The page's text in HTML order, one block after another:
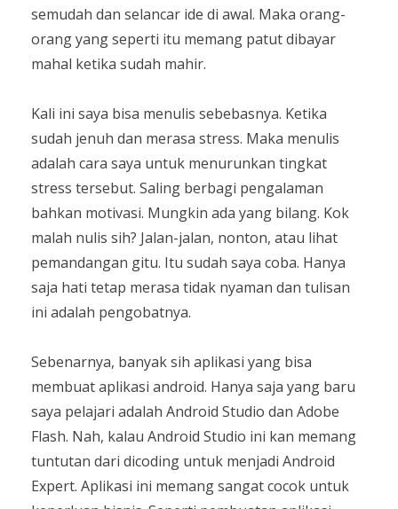
semudah dan selancar ide di awal. Maka orang-
orang yang seperti itu memang patut dibayar
mahal ketika sudah mahir.
Kali ini saya bisa menulis sebebasnya. Ketika
sudah jenuh dan merasa stress. Maka menulis
adalah cara saya untuk menurunkan tingkat
stress tersebut. Saling berbagi pengalaman
bahkan motivasi. Mungkin ada yang bilang. Kok
malah nulis sih? Jalan-jalan, nonton, atau lihat
pemandangan gitu. Itu sudah saya coba. Hanya
saja hati tetap merasa tidak nyaman dan tulisan
ini adalah pengobatnya.
Sebenarnya, banyak sih aplikasi yang bisa
membuat aplikasi android. Hanya saja yang baru
saya pelajari adalah Android Studio dan Adobe
Flash. Nah, kalau Android Studio ini kan memang
tuntutan dari dicoding untuk menjadi Android
Expert. Aplikasi ini memang sangat cocok untuk